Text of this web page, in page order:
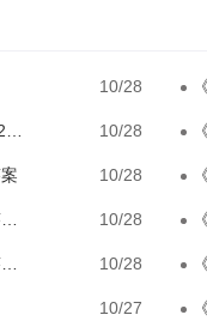
10/28
10/28
10/28
10/28
10/28
10/27